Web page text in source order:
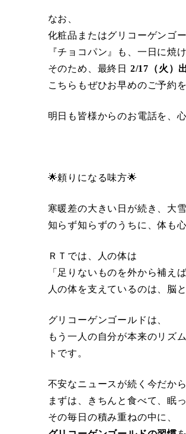
なお、
化粧品またはグリコーゲンゴ
『チョコパン』も、一日に焼
そのため、最終日 2/17（火）
こちらもぜひお早めのご予約
明日も皆様からのお電話を、
🌟頼りになる味方🌟
寒暖差の大きい日が続き、大
知らず知らずのうちに、体も
ＲＴでは、人の体は
「足りないものを外から補え
人の体を支えているのは、脳
グリコーゲンゴールドは、
もう一人の自分が本来のリズ
トです。
不安なニュースが続く今だから
まずは、きちんと食べて、眠
その毎日の積み重ねの中に、